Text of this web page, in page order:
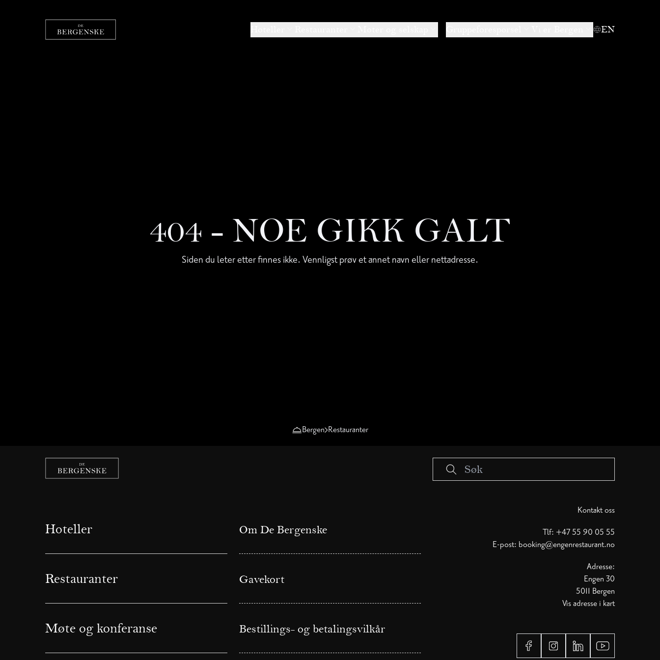
EN
404 - NOE GIKK GALT
Siden du leter etter finnes ikke. Vennligst prøv et annet navn eller nettadresse.
Bergen Restauranter
Hoteller
Restauranter
Møte og konferanse
Om De Bergenske
Gavekort
Bestillings- og betalingsvilkår
Kontakt oss
Tlf: +47 55 90 05 55
E-post: booking@engenrestaurant.no
Adresse:
Engen 30
5011 Bergen
Vis adresse i kart